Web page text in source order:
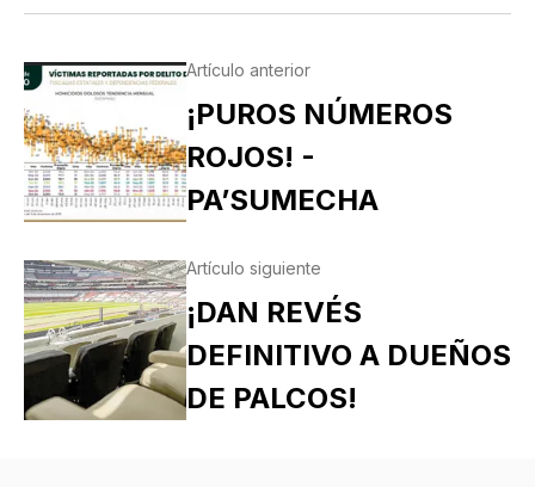
Artículo anterior
¡PUROS NÚMEROS
ROJOS! -
PA’SUMECHA
Artículo siguiente
¡DAN REVÉS
DEFINITIVO A DUEÑOS
DE PALCOS!